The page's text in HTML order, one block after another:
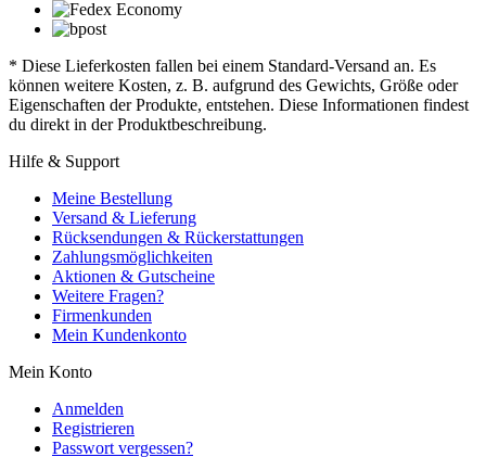
* Diese Lieferkosten fallen bei einem Standard-Versand an. Es
können weitere Kosten, z. B. aufgrund des Gewichts, Größe oder
Eigenschaften der Produkte, entstehen. Diese Informationen findest
du direkt in der Produktbeschreibung.
Hilfe & Support
Meine Bestellung
Versand & Lieferung
Rücksendungen & Rückerstattungen
Zahlungsmöglichkeiten
Aktionen & Gutscheine
Weitere Fragen?
Firmenkunden
Mein Kundenkonto
Mein Konto
Anmelden
Registrieren
Passwort vergessen?